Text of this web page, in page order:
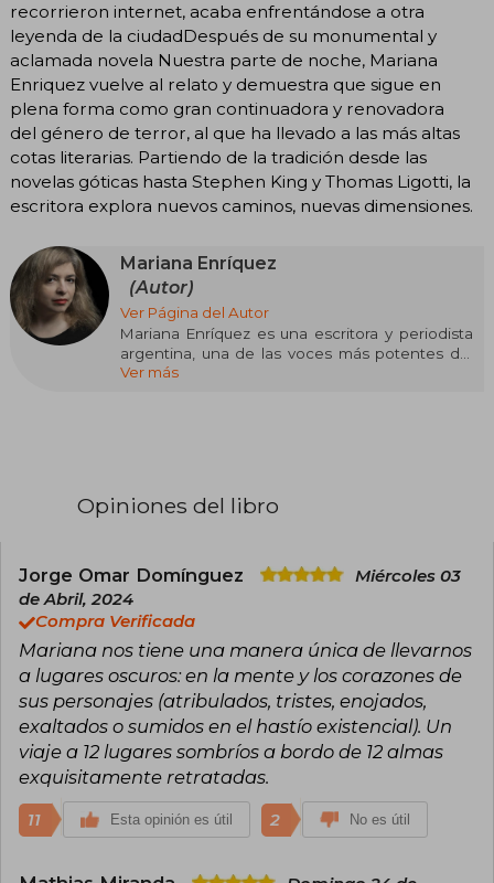
recorrieron internet, acaba enfrentándose a otra
leyenda de la ciudadDespués de su monumental y
aclamada novela Nuestra parte de noche, Mariana
Enriquez vuelve al relato y demuestra que sigue en
plena forma como gran continuadora y renovadora
del género de terror, al que ha llevado a las más altas
cotas literarias. Partiendo de la tradición desde las
novelas góticas hasta Stephen King y Thomas Ligotti, la
escritora explora nuevos caminos, nuevas dimensiones.
Mariana Enríquez
(Autor)
Ver Página del Autor
Mariana Enríquez es una escritora y periodista
argentina, una de las voces más potentes del
terror contemporáneo en lengua española. Su
iluminar lo que suele ocultarse bajo la alfombra.
Entre sus libros más influyentes se encuentra
Las cosas que perdimos en el fuego, un
volumen de cuentos que consolidó su
proyección internacional y redefinió el terror
latinoamericano desde una perspectiva urbana
y política. En 2019 recibió el Premio Herralde de
Novela por Nuestra parte de noche,
confirmando una trayectoria sólida y coherente.
Enríquez no busca asustar por deporte: escribe
para inquietar, incomodar y dejar marcas
Ver más
Opiniones del libro
Jorge Omar Domínguez
Miércoles 03
de Abril, 2024
Compra Verificada
Mariana nos tiene una manera única de llevarnos
a lugares oscuros: en la mente y los corazones de
sus personajes (atribulados, tristes, enojados,
exaltados o sumidos en el hastío existencial). Un
viaje a 12 lugares sombríos a bordo de 12 almas
exquisitamente retratadas.
11 Esta opinión es útil 2 No es útil